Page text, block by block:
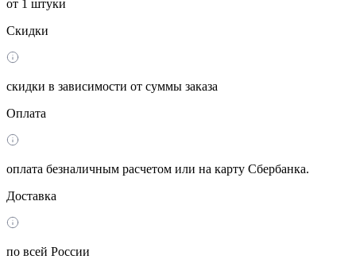
от 1 штуки
Скидки
скидки в зависимости от суммы заказа
Оплата
оплата безналичным расчетом или на карту Сбербанка.
Доставка
по всей России